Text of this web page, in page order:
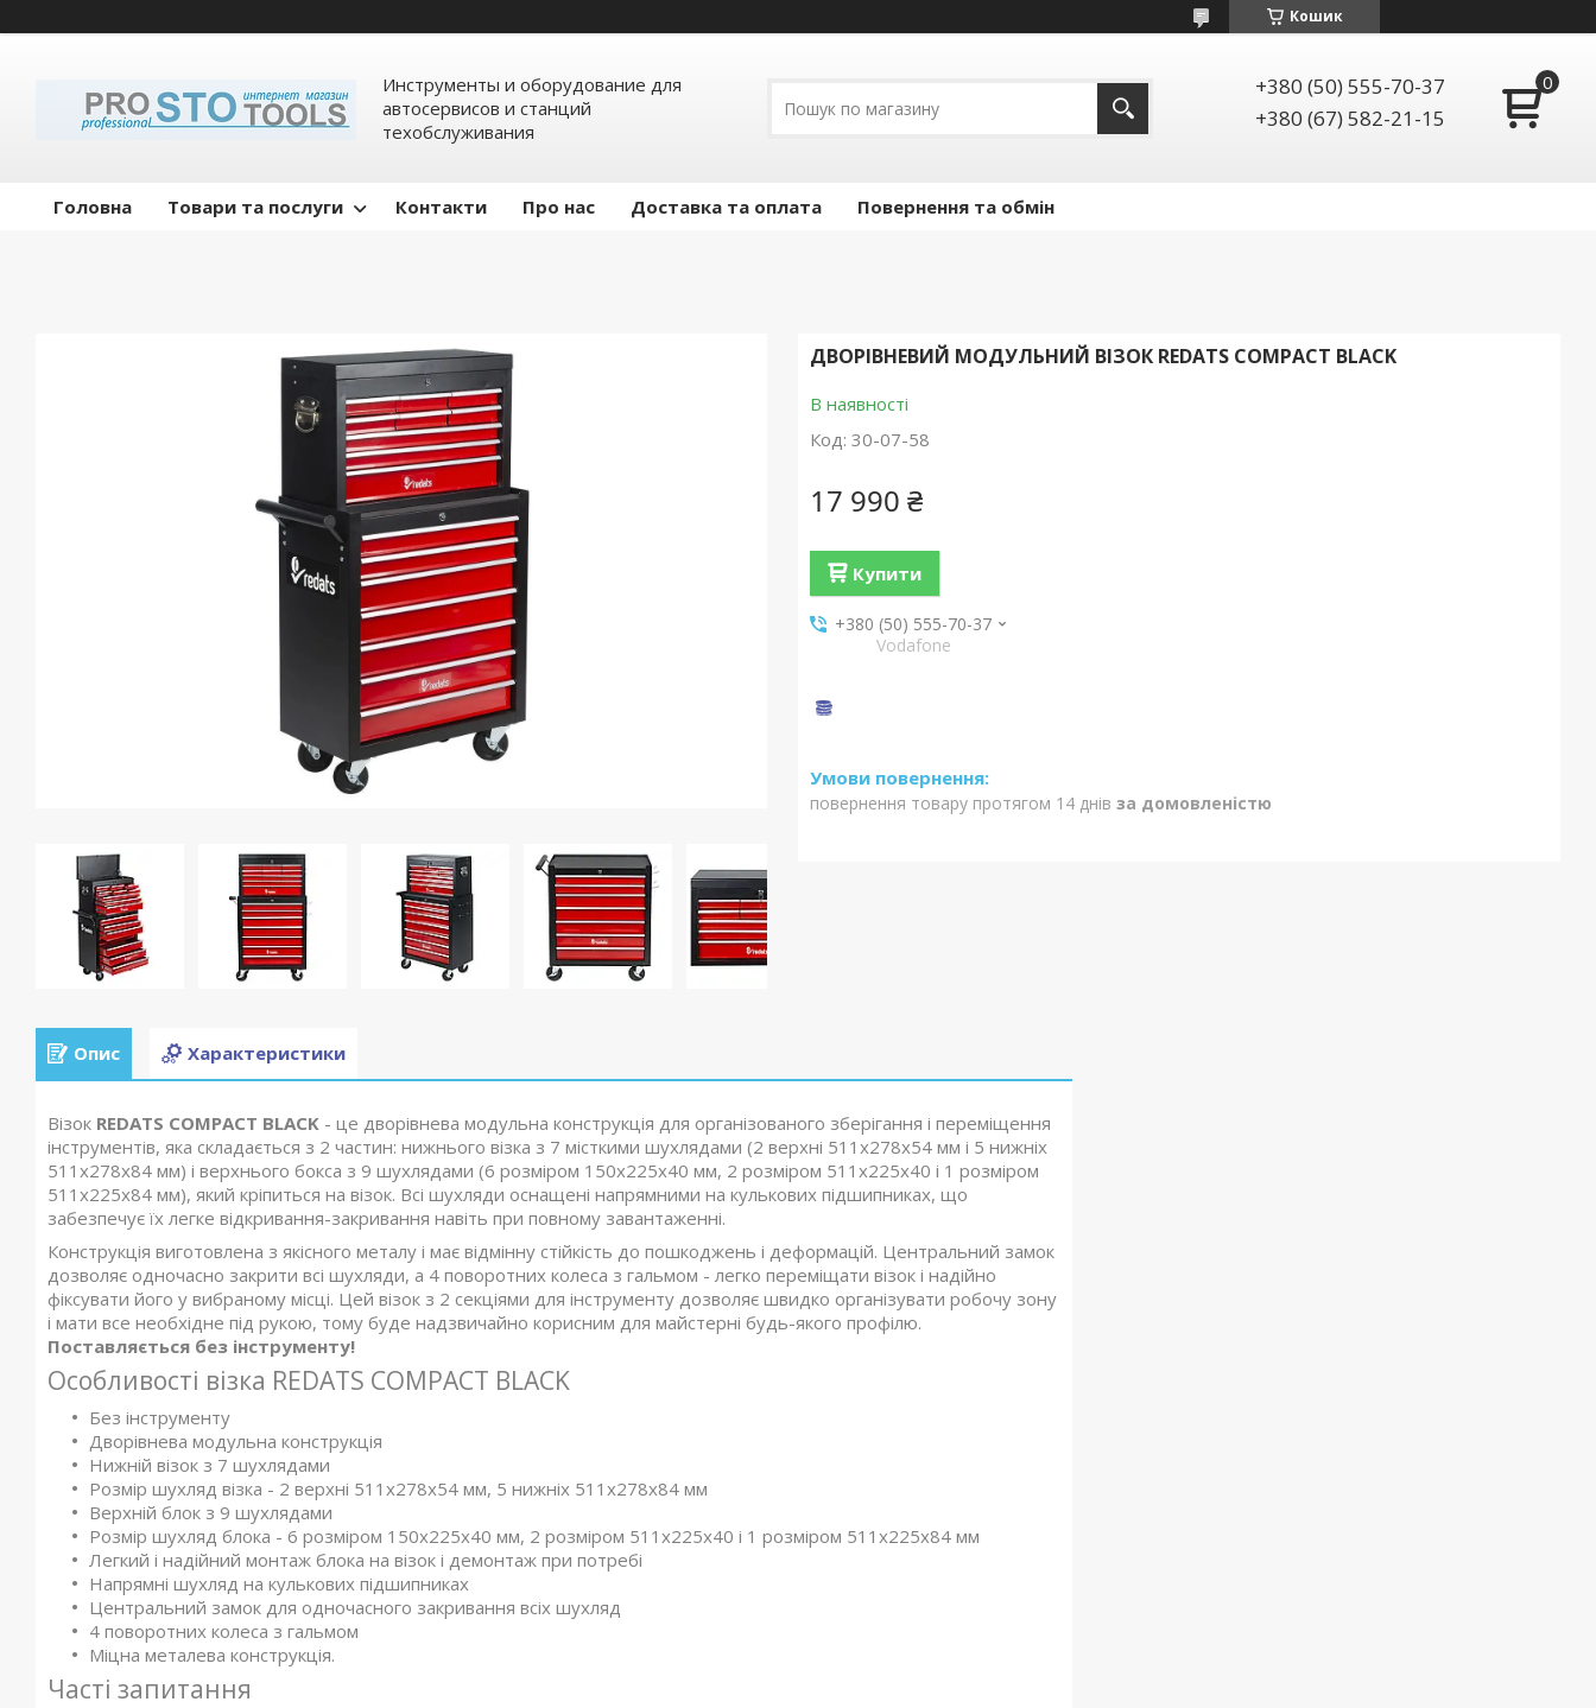
Кошик
Инструменты и оборудование для
автосервисов и станций
техобслуживания
+380 (50) 555-70-37
+380 (67) 582-21-15
Головна Товари та послуги Контакти Про нас Доставка та оплата Повернення та обмін
ДВОРІВНЕВИЙ МОДУЛЬНИЙ ВІЗОК REDATS COMPACT BLACK
В наявності
Код: 30-07-58
17 990 ₴
Купити
+380 (50) 555-70-37
Vodafone
повернення товару протягом 14 днів за домовленістю
Опис Характеристики
Візок REDATS COMPACT BLACK - це дворівнева модульна конструкція для організованого зберігання і переміщення
інструментів, яка складається з 2 частин: нижнього візка з 7 місткими шухлядами (2 верхні 511x278x54 мм і 5 нижніх
511x278x84 мм) і верхнього бокса з 9 шухлядами (6 розміром 150x225x40 мм, 2 розміром 511x225x40 і 1 розміром
511x225x84 мм), який кріпиться на візок. Всі шухляди оснащені напрямними на кулькових підшипниках, що
забезпечує їх легке відкривання-закривання навіть при повному завантаженні.
Конструкція виготовлена з якісного металу і має відмінну стійкість до пошкоджень і деформацій. Центральний замок
дозволяє одночасно закрити всі шухляди, а 4 поворотних колеса з гальмом - легко переміщати візок і надійно
фіксувати його у вибраному місці. Цей візок з 2 секціями для інструменту дозволяє швидко організувати робочу зону
і мати все необхідне під рукою, тому буде надзвичайно корисним для майстерні будь-якого профілю.
Поставляється без інструменту!
Особливості візка REDATS COMPACT BLACK
Без інструменту
Дворівнева модульна конструкція
Нижній візок з 7 шухлядами
Розмір шухляд візка - 2 верхні 511x278x54 мм, 5 нижніх 511x278x84 мм
Верхній блок з 9 шухлядами
Розмір шухляд блока - 6 розміром 150x225x40 мм, 2 розміром 511x225x40 і 1 розміром 511x225x84 мм
Легкий і надійний монтаж блока на візок і демонтаж при потребі
Напрямні шухляд на кулькових підшипниках
Центральний замок для одночасного закривання всіх шухляд
4 поворотних колеса з гальмом
Міцна металева конструкція.
Часті запитання